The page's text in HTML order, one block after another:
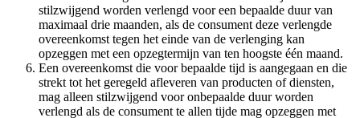
stilzwijgend worden verlengd voor een bepaalde duur van
maximaal drie maanden, als de consument deze verlengde
overeenkomst tegen het einde van de verlenging kan
opzeggen met een opzegtermijn van ten hoogste één maand.
Een overeenkomst die voor bepaalde tijd is aangegaan en die
strekt tot het geregeld afleveren van producten of diensten,
mag alleen stilzwijgend voor onbepaalde duur worden
verlengd als de consument te allen tijde mag opzeggen met